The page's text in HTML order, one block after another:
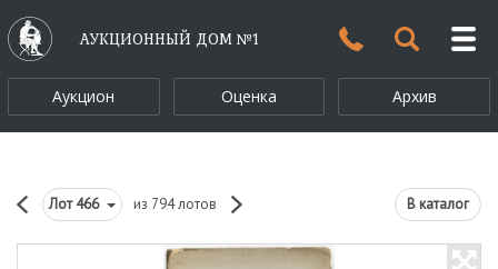
АУКЦИОННЫЙ ДОМ №1
Аукцион Оценка Архив
Лот466 из 794 лотов В каталог